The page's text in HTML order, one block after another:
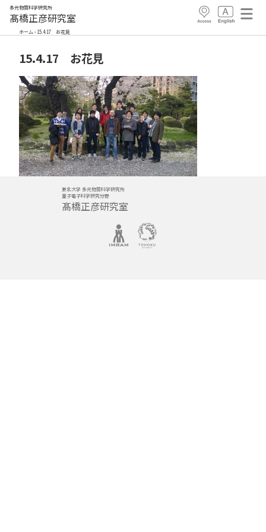
多元物質科学研究所
髙橋正彦研究室
ホーム › 15.4.17 お花見
15.4.17 お花見
東北大学 多元物質科学研究所
量子電子科学研究分野
髙橋正彦研究室